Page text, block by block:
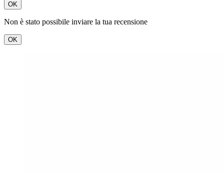
OK
Non è stato possibile inviare la tua recensione
OK